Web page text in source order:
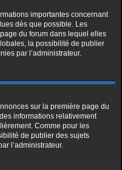
importantes concernant
dès que possible. Les
du forum dans lequel elles
la possibilité de publier
par l’administrateur.
sur la première page du
informations relativement
Comme pour les
de publier des sujets
l’administrateur.